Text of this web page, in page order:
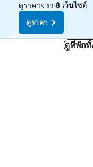
ดูราคาจาก 8 เว็บไซต์
ดูราคา
ดูที่พักทั้